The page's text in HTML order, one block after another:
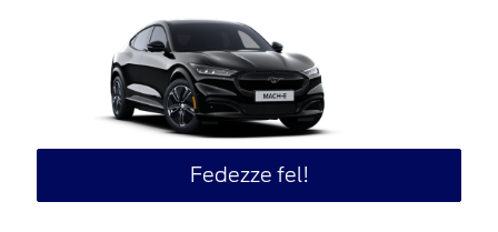
Fedezze fel!